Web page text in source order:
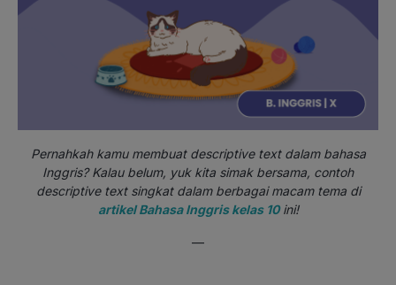
Pernahkah kamu membuat descriptive text dalam bahasa
Inggris? Kalau belum, yuk kita simak bersama, contoh
descriptive text singkat dalam berbagai macam tema di
artikel Bahasa Inggris kelas 10ini!
—